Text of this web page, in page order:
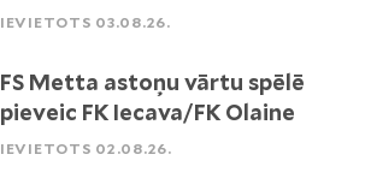
IEVIETOTS 03.08.26.
FS Metta astoņu vārtu spēlē
pieveic FK Iecava/FK Olaine
IEVIETOTS 02.08.26.